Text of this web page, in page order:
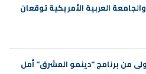
العربية الأمريكية توقعان
من برنامج "دينمو المشرق" أمل